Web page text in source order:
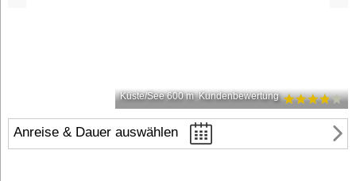
Küste/See 600 m Kundenbewertung
Anreise & Dauer auswählen